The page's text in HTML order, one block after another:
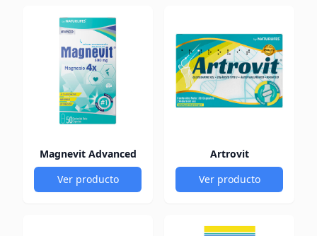
Magnevit Advanced
Ver producto
Artrovit
Ver producto